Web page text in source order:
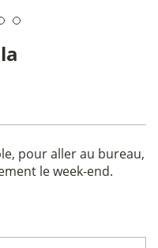
pour aller au bureau,
le week-end.